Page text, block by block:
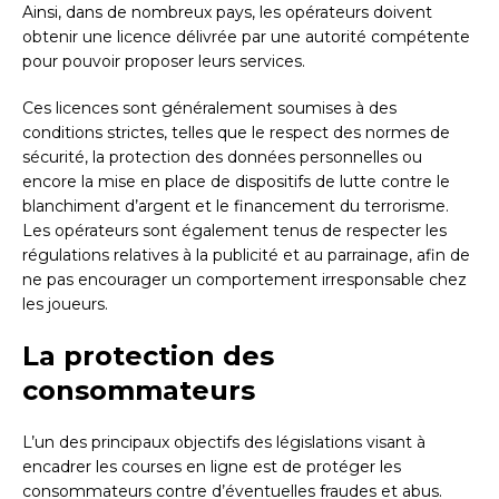
Ainsi, dans de nombreux pays, les opérateurs doivent
obtenir une licence délivrée par une autorité compétente
pour pouvoir proposer leurs services.
Ces licences sont généralement soumises à des
conditions strictes, telles que le respect des normes de
sécurité, la protection des données personnelles ou
encore la mise en place de dispositifs de lutte contre le
blanchiment d’argent et le financement du terrorisme.
Les opérateurs sont également tenus de respecter les
régulations relatives à la publicité et au parrainage, afin de
ne pas encourager un comportement irresponsable chez
les joueurs.
La protection des
consommateurs
L’un des principaux objectifs des législations visant à
encadrer les courses en ligne est de protéger les
consommateurs contre d’éventuelles fraudes et abus.